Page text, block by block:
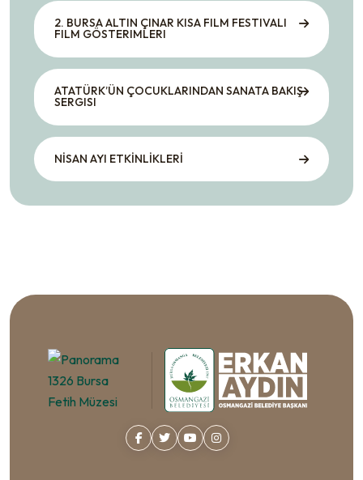
2. BURSA ALTIN ÇINAR KISA FILM FESTIVALI
FILM GÖSTERIMLERI
ATATÜRK’ÜN ÇOCUKLARINDAN SANATA BAKIŞ
SERGISI
NİSAN AYI ETKİNLİKLERİ